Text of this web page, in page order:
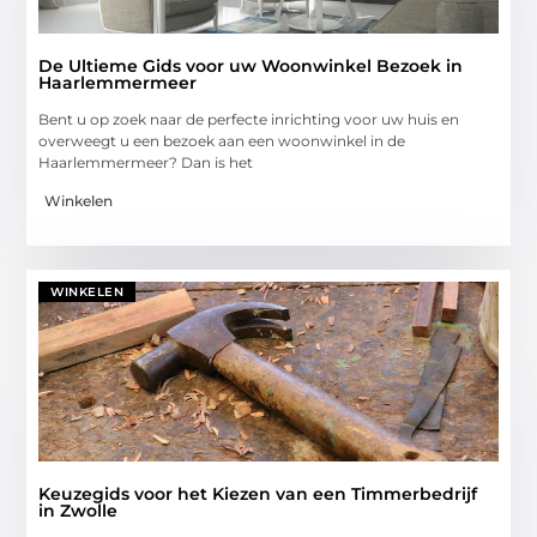
De Ultieme Gids voor uw Woonwinkel Bezoek in
Haarlemmermeer
Bent u op zoek naar de perfecte inrichting voor uw huis en
overweegt u een bezoek aan een woonwinkel in de
Haarlemmermeer? Dan is het
Winkelen
WINKELEN
Keuzegids voor het Kiezen van een Timmerbedrijf
in Zwolle